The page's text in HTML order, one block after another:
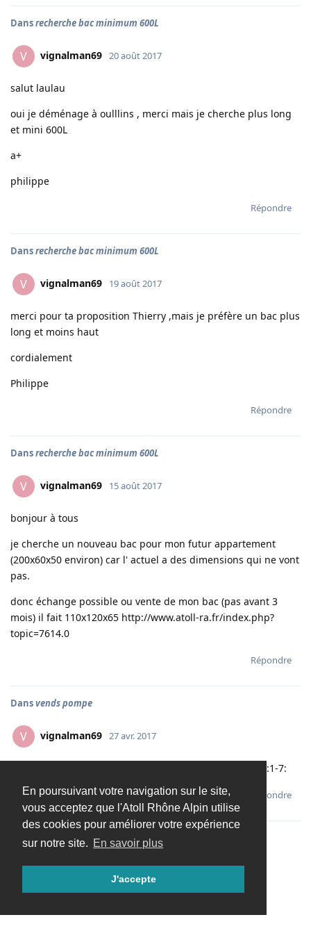
En poursuivant votre navigation sur le site,
vous acceptez que l'Atoll Rhône Alpin utilise
des cookies pour améliorer votre expérience
sur notre site. En savoir plus
J'accepte
Dansrecherche bac minimum 600L
V vignalman69 20 août 2017
salut laulau
oui je déménage à oulllins , merci mais je cherche plus long
et mini 600L
a+
philippe
Répondre
Dansrecherche bac minimum 600L
V vignalman69 19 août 2017
merci pour ta proposition Thierry ,mais je préfère un bac plus
long et moins haut
cordialement
Philippe
Répondre
Dansrecherche bac minimum 600L
V vignalman69 15 août 2017
bonjour à tous
je cherche un nouveau bac pour mon futur appartement
(200x60x50 environ) car l' actuel a des dimensions qui ne vont
pas.
donc échange possible ou vente de mon bac (pas avant 3
mois) il fait 110x120x65 http://www.atoll-ra.fr/index.php?
topic=7614.0
Répondre
Dansvends pompe
V vignalman69 27 avr. 2017
j'ai acheté et je vends 100 euros ou bientôt 657 francs :1-7:
Répondre
Charger davantage